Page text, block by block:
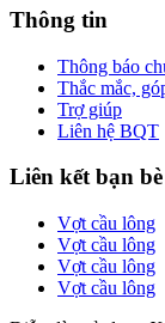
Thông tin
Thông báo
Thắc mắc,
Trợ giúp
Liên hệ BQT
Liên kết bạn bè
Vợt cầu lông
Vợt cầu lông
Vợt cầu lông
Vợt cầu lông